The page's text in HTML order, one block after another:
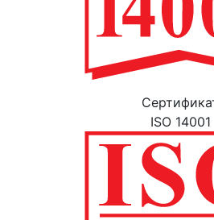
ISO 14001